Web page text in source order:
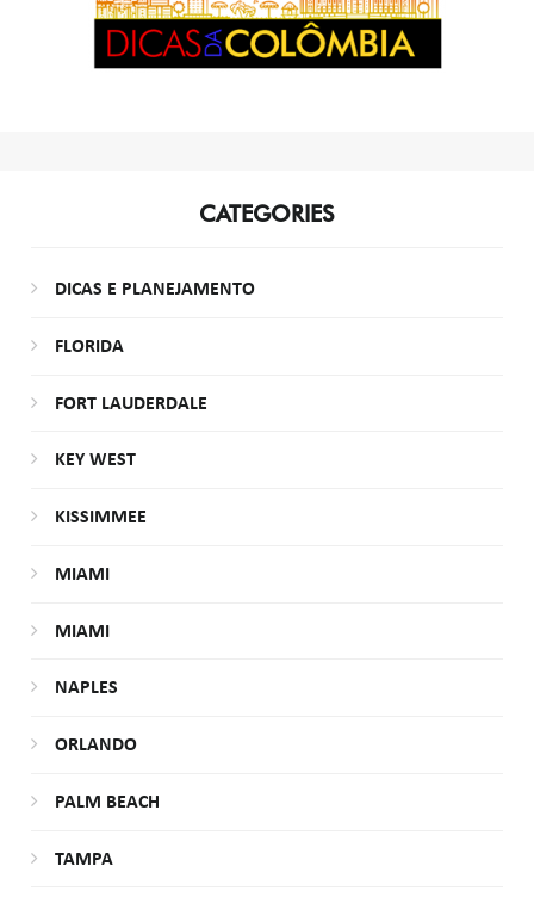
CATEGORIES
DICAS E PLANEJAMENTO
FLORIDA
FORT LAUDERDALE
KEY WEST
KISSIMMEE
MIAMI
MIAMI
NAPLES
ORLANDO
PALM BEACH
TAMPA